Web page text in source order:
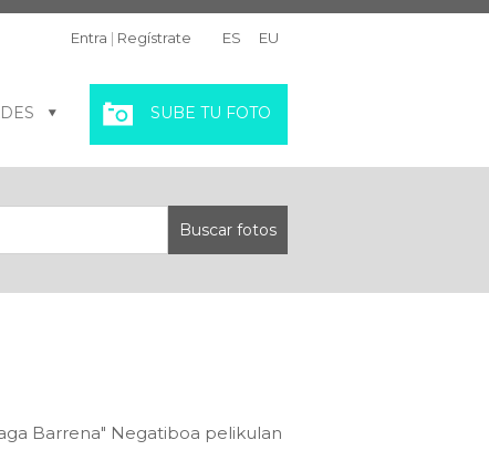
Entra | Regístrate ES EU
SUBE TU FOTO
Barrena" Negatiboa pelikulan